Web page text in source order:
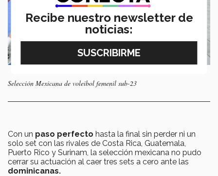
Selección Mexicana de voleibol femenil sub-23
Con un paso perfecto hasta la final sin perder ni un
solo set con las rivales de Costa Rica, Guatemala,
Puerto Rico y Surinam, la selección mexicana no pudo
cerrar su actuación al caer tres sets a cero ante las
dominicanas.
Recibe nuestro newsletter de
noticias: